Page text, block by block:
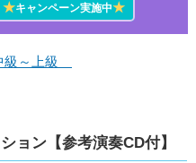
★キャンペーン実施中★
級～上級
ョン【参考演奏CD付】